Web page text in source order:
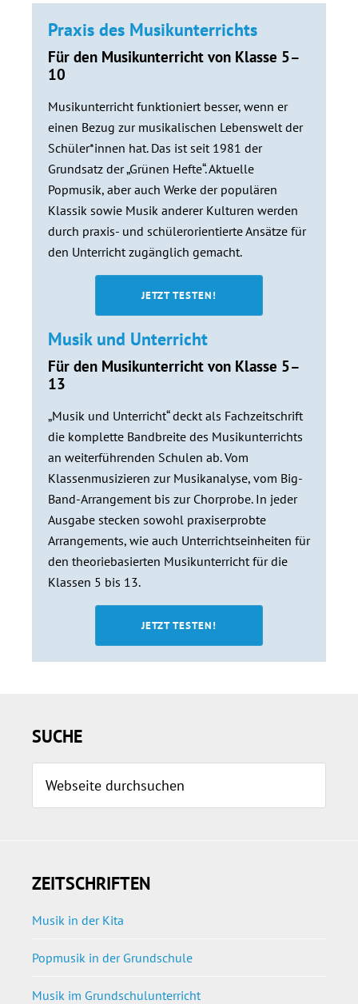
Praxis des Musikunterrichts
Für den Musikunterricht von Klasse 5–
10
Musikunterricht funktioniert besser, wenn er
einen Bezug zur musikalischen Lebenswelt der
Schüler*innen hat. Das ist seit 1981 der
Grundsatz der „Grünen Hefte“. Aktuelle
Popmusik, aber auch Werke der populären
Klassik sowie Musik anderer Kulturen werden
durch praxis- und schülerorientierte Ansätze für
den Unterricht zugänglich gemacht.
JETZT TESTEN!
Musik und Unterricht
Für den Musikunterricht von Klasse 5–
13
„Musik und Unterricht“ deckt als Fachzeitschrift
die komplette Bandbreite des Musikunterrichts
an weiterführenden Schulen ab. Vom
Klassenmusizieren zur Musikanalyse, vom Big-
Band-Arrangement bis zur Chorprobe. In jeder
Ausgabe stecken sowohl praxiserprobte
Arrangements, wie auch Unterrichtseinheiten für
den theoriebasierten Musikunterricht für die
Klassen 5 bis 13.
JETZT TESTEN!
SUCHE
durchsuchen
ZEITSCHRIFTEN
Musik in der Kita
Popmusik in der Grundschule
Musik im Grundschulunterricht